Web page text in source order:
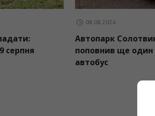
серпня
08.08.2026
Автопарк
поповнив ще
автобус